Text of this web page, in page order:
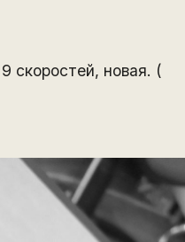
скоростей, новая. (